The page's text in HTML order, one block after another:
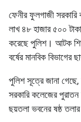
ফেনীর ফুলগাজী সরকারি
লাখ ৪৮ হাজার ৫০০
করেছে পুলিশ। আটক
বর্ষের মানবিক বিভাগের
পুলিশ সূত্রে জানা
সরকারি কলেজের
ছয়তলা ভবনের ষষ্ঠ তলার